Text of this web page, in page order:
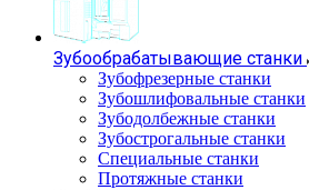
Зубообрабатывающие станки
Зубофрезерные станки
Зубошлифовальные станки
Зубодолбежные станки
Зубострогальные станки
Специальные станки
Протяжные станки